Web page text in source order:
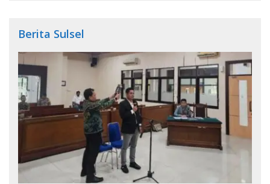
Berita Sulsel